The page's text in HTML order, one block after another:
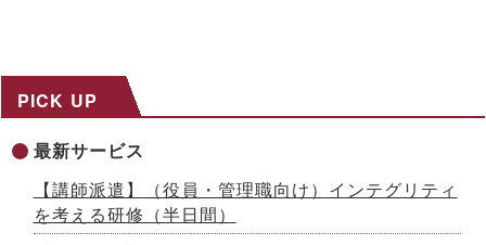
PICK UP
最新サービス
【講師派遣】（役員・管理職向け）インテグリティ
を考える研修（半日間）